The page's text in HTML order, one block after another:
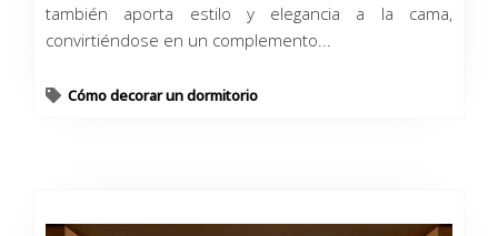
también aporta estilo y elegancia a la cama,
convirtiéndose en un complemento...
Cómo decorar un dormitorio